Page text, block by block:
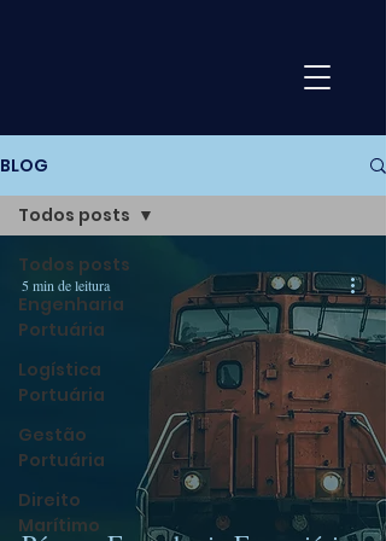
BLOG
Todos posts
Engenharia
Portuária
Logística
Portuária
Gestão
Portuária
Direito
Marítimo
Todos posts
5 min de leitura